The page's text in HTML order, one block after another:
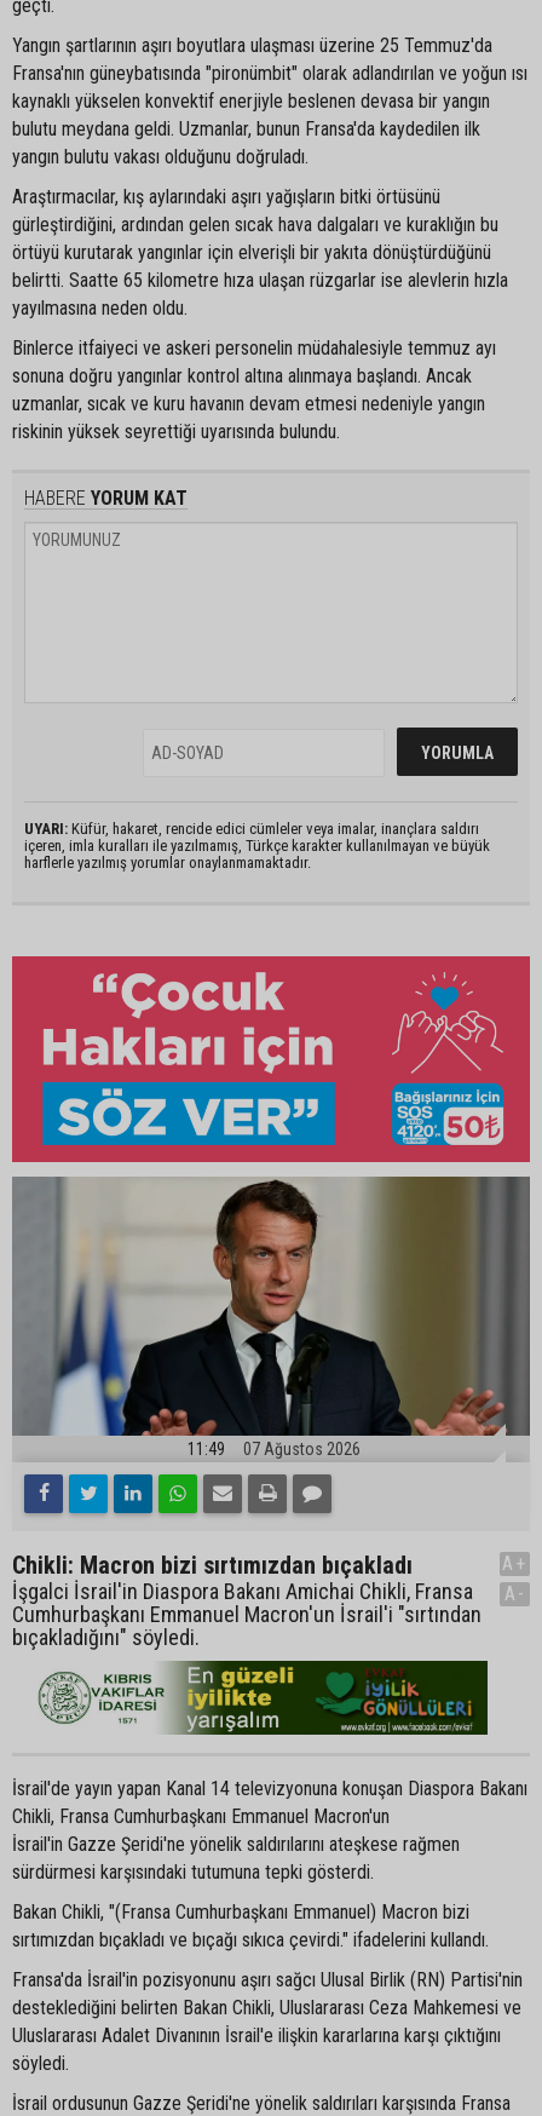
geçti.
Yangın şartlarının aşırı boyutlara ulaşması üzerine 25 Temmuz'da
Fransa'nın güneybatısında "pironümbit" olarak adlandırılan ve yoğun ısı
kaynaklı yükselen konvektif enerjiyle beslenen devasa bir yangın
bulutu meydana geldi. Uzmanlar, bunun Fransa'da kaydedilen ilk
yangın bulutu vakası olduğunu doğruladı.
Araştırmacılar, kış aylarındaki aşırı yağışların bitki örtüsünü
gürleştirdiğini, ardından gelen sıcak hava dalgaları ve kuraklığın bu
örtüyü kurutarak yangınlar için elverişli bir yakıta dönüştürdüğünü
belirtti. Saatte 65 kilometre hıza ulaşan rüzgarlar ise alevlerin hızla
yayılmasına neden oldu.
Binlerce itfaiyeci ve askeri personelin müdahalesiyle temmuz ayı
sonuna doğru yangınlar kontrol altına alınmaya başlandı. Ancak
uzmanlar, sıcak ve kuru havanın devam etmesi nedeniyle yangın
riskinin yüksek seyrettiği uyarısında bulundu.
HABERE YORUM KAT
UYARI: Küfür, hakaret, rencide edici cümleler veya imalar, inançlara saldırı
içeren, imla kuralları ile yazılmamış, Türkçe karakter kullanılmayan ve büyük
harflerle yazılmış yorumlar onaylanmamaktadır.
11:49 07 Ağustos 2026
Chikli: Macron bizi sırtımızdan bıçakladı
İşgalci İsrail'in Diaspora Bakanı Amichai Chikli, Fransa
Cumhurbaşkanı Emmanuel Macron'un İsrail'i "sırtından
bıçakladığını" söyledi.
A+
A-
İsrail'de yayın yapan Kanal 14 televizyonuna konuşan Diaspora Bakanı
Chikli, Fransa Cumhurbaşkanı Emmanuel Macron'un
İsrail'in Gazze Şeridi'ne yönelik saldırılarını ateşkese rağmen
sürdürmesi karşısındaki tutumuna tepki gösterdi.
Bakan Chikli, "(Fransa Cumhurbaşkanı Emmanuel) Macron bizi
sırtımızdan bıçakladı ve bıçağı sıkıca çevirdi." ifadelerini kullandı.
Fransa'da İsrail'in pozisyonunu aşırı sağcı Ulusal Birlik (RN) Partisi'nin
desteklediğini belirten Bakan Chikli, Uluslararası Ceza Mahkemesi ve
Uluslararası Adalet Divanının İsrail'e ilişkin kararlarına karşı çıktığını
söyledi.
İsrail ordusunun Gazze Şeridi'ne yönelik saldırıları karşısında Fransa